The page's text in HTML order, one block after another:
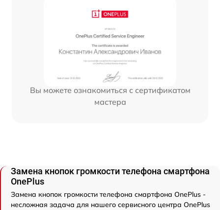
Вы можете ознакомиться с сертификатом
мастера
Замена кнопок громкости телефона смартфона
OnePlus
Замена кнопок громкости телефона смартфона OnePlus -
несложная задача для нашего сервисного центра OnePlus